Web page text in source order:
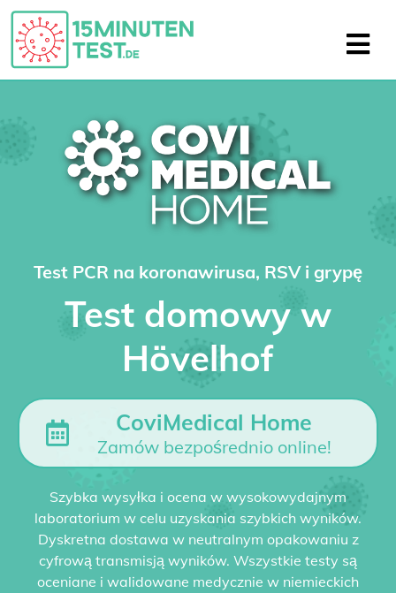
Test PCR na koronawirusa, RSV i grypę
Test domowy w
Hövelhof
CoviMedical Home
Zamów bezpośrednio online!
Szybka wysyłka i ocena w wysokowydajnym
laboratorium w celu uzyskania szybkich wyników.
Dyskretna dostawa w neutralnym opakowaniu z
cyfrową transmisją wyników. Wszystkie testy są
oceniane i walidowane medycznie w niemieckich